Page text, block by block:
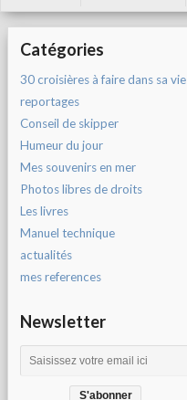
Catégories
30 croisières à faire dans sa vie
reportages
Conseil de skipper
Humeur du jour
Mes souvenirs en mer
Photos libres de droits
Les livres
Manuel technique
actualités
mes references
Newsletter